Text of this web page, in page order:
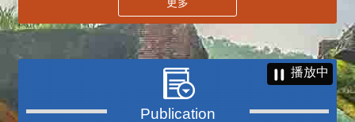
更多
播放中